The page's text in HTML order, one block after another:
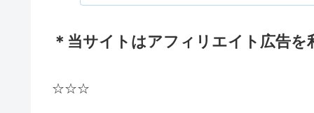
＊当サイトはアフィリエイト広告を
☆☆☆